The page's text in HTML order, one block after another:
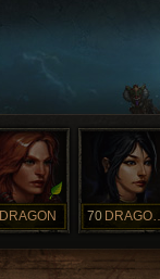
DRAGON 70